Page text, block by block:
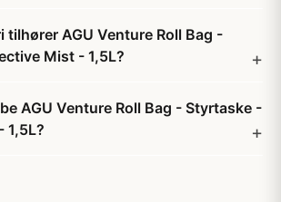
tilhører AGU Venture Roll Bag -
Mist - 1,5L?
AGU Venture Roll Bag - Styrtaske -
1,5L?